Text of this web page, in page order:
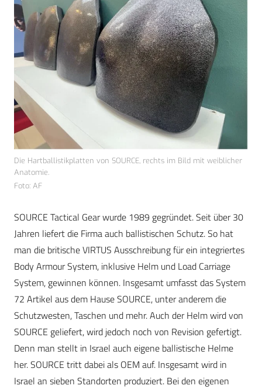
Die Hartballistikplatten von SOURCE, rechts im Bild mit weiblicher
Anatomie.
Foto: AF
SOURCE Tactical Gear wurde 1989 gegründet. Seit über 30
Jahren liefert die Firma auch ballistischen Schutz. So hat
man die britische VIRTUS Ausschreibung für ein integriertes
Body Armour System, inklusive Helm und Load Carriage
System, gewinnen können. Insgesamt umfasst das System
72 Artikel aus dem Hause SOURCE, unter anderem die
Schutzwesten, Taschen und mehr. Auch der Helm wird von
SOURCE geliefert, wird jedoch noch von Revision gefertigt.
Denn man stellt in Israel auch eigene ballistische Helme
her. SOURCE tritt dabei als OEM auf. Insgesamt wird in
Israel an sieben Standorten produziert. Bei den eigenen